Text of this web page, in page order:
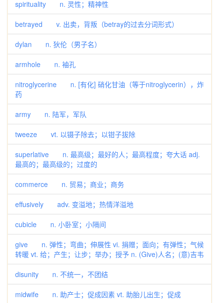
spirituality n. 灵性；精神性
betrayed v. 出卖，背叛（betray的过去分词形式）
dylan n. 狄伦（男子名）
armhole n. 袖孔
nitroglycerine n. [有化] 硝化甘油（等于nitroglycerin），炸
药
army n. 陆军，军队
tweeze vt. 以镊子除去；以钳子拔除
superlative n. 最高级；最好的人；最高程度；夸大话 adj.
最高的；最高级的；过度的
commerce n. 贸易；商业；商务
effusively adv. 变溢地；热情洋溢地
cubicle n. 小卧室；小隔间
give n. 弹性；弯曲；伸展性 vi. 捐赠；面向；有弹性；气候
转暖 vt. 给；产生；让步；举办；授予 n. (Give)人名；(意)吉韦
disunity n. 不统一，不团结
midwife n. 助产士；促成因素 vt. 助胎儿出生；促成